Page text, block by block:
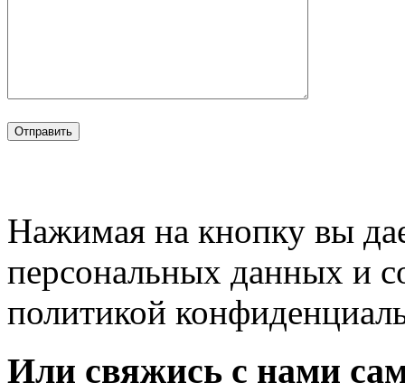
Нажимая на кнопку вы
персональных данных и
политикой
Или свяжись с нами